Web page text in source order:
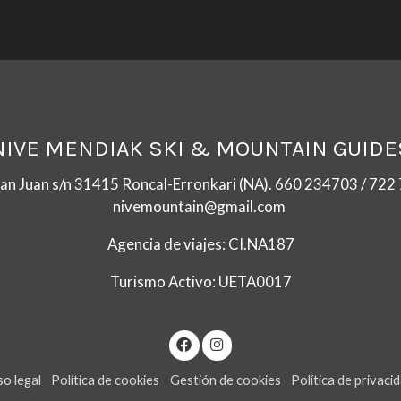
MENDIAK SKI & MOUNTAIN
Juan s/n 31415 Roncal-Erronkari (NA). 660 234703 /
nivemountain@gmail.com
Agencia de viajes: CI.NA187
Turismo Activo: UETA0017
legal Política de cookies Gestión de cookies Política de